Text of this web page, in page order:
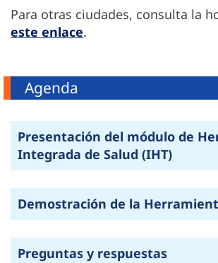
Para otras ciudades, consulta la
este enlace.
Agenda
Presentación del módulo de
Integrada de Salud (IHT)
Demostración de la
Preguntas y respuestas